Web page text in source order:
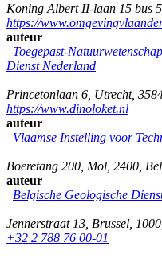
Koning Albert II-laan 15 bus
https://
auteur
Toegepast-
Dienst Nederland
Princetonlaan 6 Utrecht,
https://www.dinoloket.nl
auteur
Vlaamse Instelling voor
Boeretang 200 Mol 2400
auteur
Belgische Geologische
Jennerstraat 13 Brussel 1000
+32 2 788 76 00-01